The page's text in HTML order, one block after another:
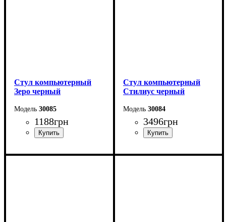
Стул компьютерный
Зеро черный
30085
1188грн
Стул компьютерный
Стилиус черный
30084
3496грн